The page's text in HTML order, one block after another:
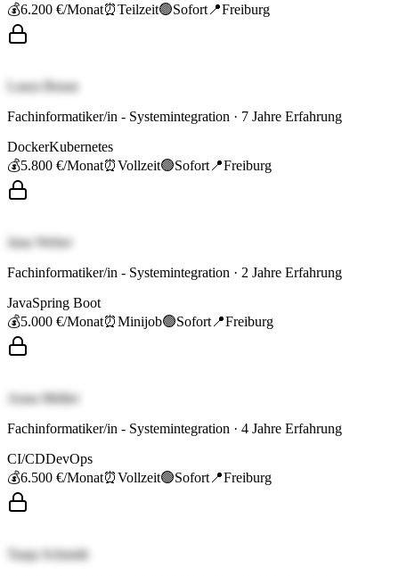
💰6.200 €/Monat⏰Teilzeit🟢Sofort 📍Freiburg
Laura Braun
Fachinformatiker/in - Systemintegration · 7 Jahre Erfahrung
DockerKubernetes
💰5.800 €/Monat⏰Vollzeit🟢Sofort 📍Freiburg
Jana Weber
Fachinformatiker/in - Systemintegration · 2 Jahre Erfahrung
JavaSpring Boot
💰5.000 €/Monat⏰Minijob🟢Sofort 📍Freiburg
Anna Müller
Fachinformatiker/in - Systemintegration · 4 Jahre Erfahrung
CI/CDDevOps
💰6.500 €/Monat⏰Vollzeit🟢Sofort 📍Freiburg
Tanja Schmidt